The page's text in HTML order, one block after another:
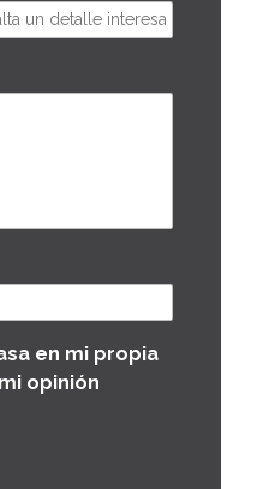
en mi propia
opinión